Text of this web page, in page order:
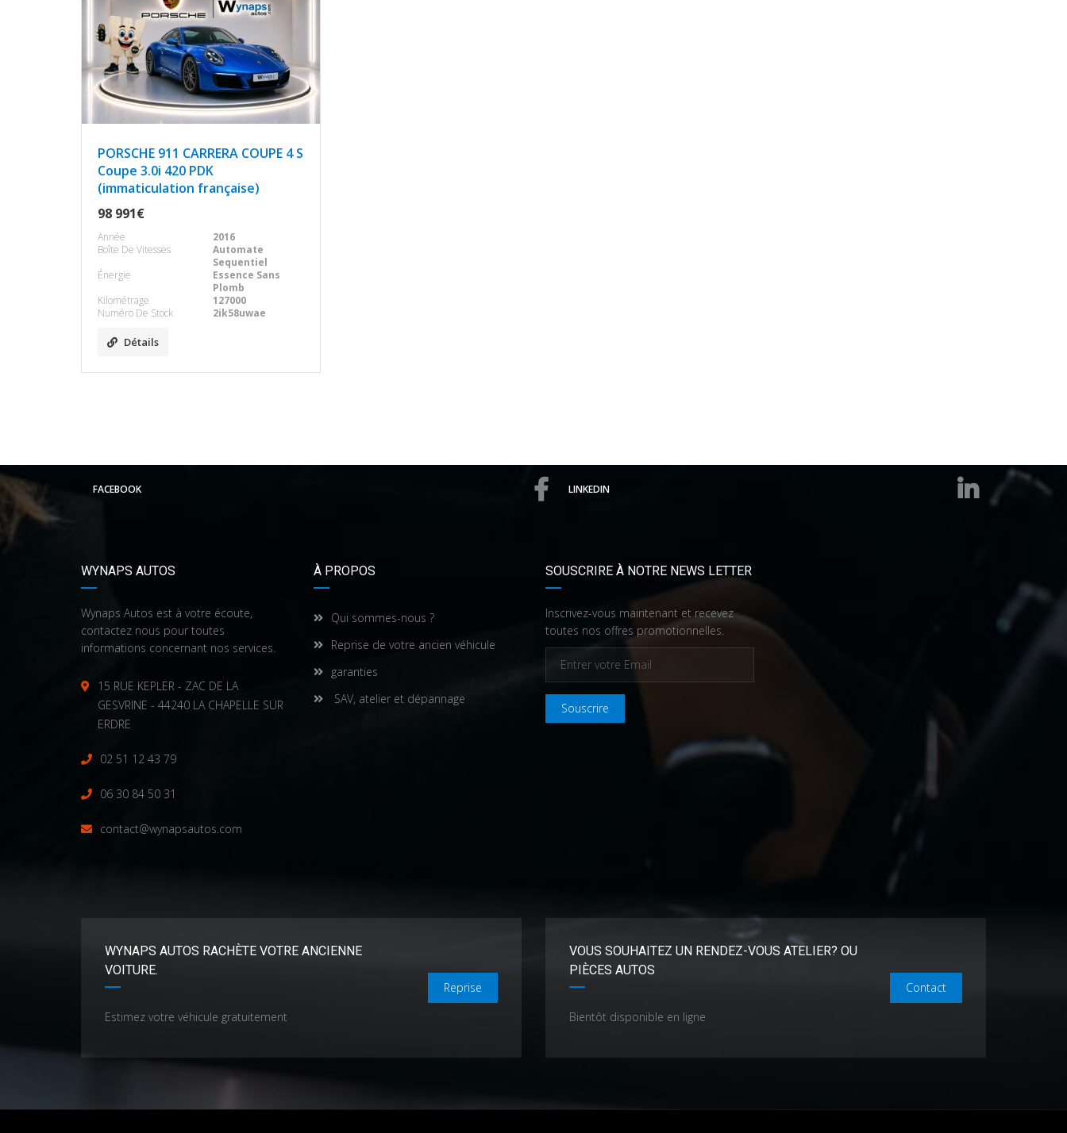
PORSCHE 911 CARRERA COUPE 4 S
Coupe 3.0i 420 PDK
(immaticulation française)
98 991€
Année
2016
Boîte De Vitesses
Automate
Sequentiel
Énergie
Essence Sans
Plomb
Kilométrage
127000
Numéro De Stock
2ik58uwae
Détails
FACEBOOK LINKEDIN
WYNAPS AUTOS
Wynaps Autos est à votre écoute,
contactez nous pour toutes
informations concernant nos services.
15 RUE KEPLER - ZAC DE LA
GESVRINE - 44240 LA CHAPELLE SUR
ERDRE
02 51 12 43 79
06 30 84 50 31
contact@wynapsautos.com
À PROPOS
Qui sommes-nous ?
Reprise de votre ancien véhicule
garanties
SAV, atelier et dépannage
SOUSCRIRE À NOTRE NEWS LETTER
Inscrivez-vous maintenant et recevez
toutes nos offres promotionnelles.
Souscrire
WYNAPS AUTOS RACHÈTE VOTRE ANCIENNE
VOITURE.
Estimez votre véhicule gratuitement
Reprise
VOUS SOUHAITEZ UN RENDEZ-VOUS ATELIER? OU
PIÈCES AUTOS
Bientôt disponible en ligne
Contact